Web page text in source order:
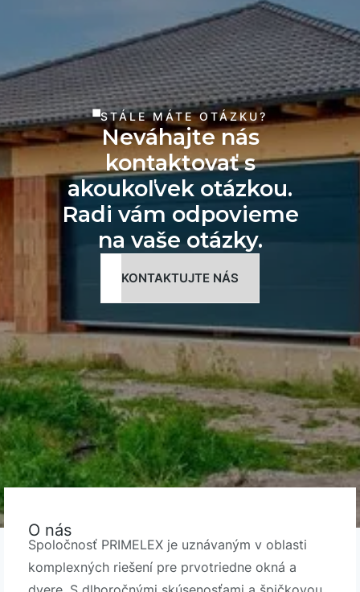
STÁLE MÁTE OTÁZKU?
Neváhajte nás
kontaktovať s
akoukoľvek otázkou.
Radi vám odpovieme
na vaše otázky.
KONTAKTUJTE NÁS
O nás
Spoločnosť PRIMELEX je uznávaným v oblasti
komplexných riešení pre prvotriedne okná a